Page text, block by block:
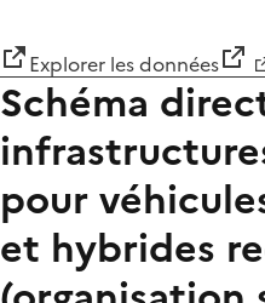
Explorer les données
Schéma
pour
et hybrides